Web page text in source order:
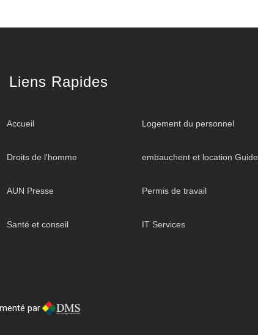
Liens Rapides
Accueil Logement du personnel
Droits de l'homme embauchent et location Guide
AUN Presse Permis de travail
Santé et conseil IT Services
par